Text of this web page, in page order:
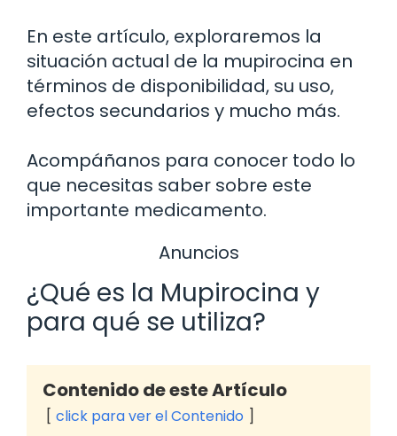
En este artículo, exploraremos la
situación actual de la mupirocina en
términos de disponibilidad, su uso,
efectos secundarios y mucho más.
Acompáñanos para conocer todo lo
que necesitas saber sobre este
importante medicamento.
Anuncios
¿Qué es la Mupirocina y
para qué se utiliza?
Contenido de este Artículo
click para ver el Contenido